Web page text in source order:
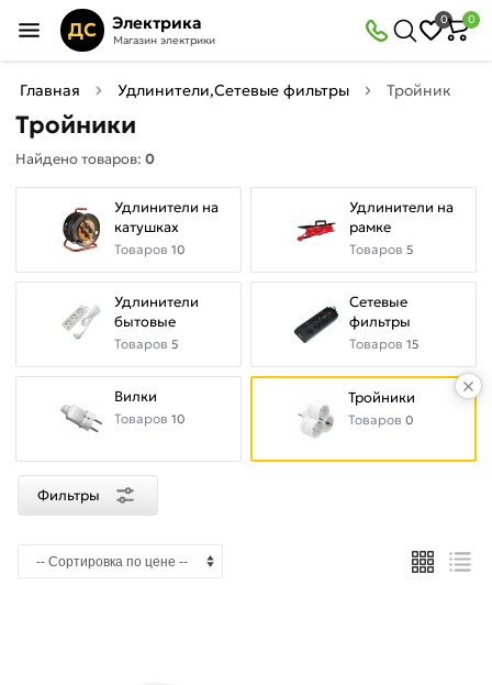
ДС Электрика
Магазин электрики
0 0
Главная Удлинители,Сетевые фильтры Тройники
Тройники
Найдено товаров:0
Удлинители на
катушках
Товаров 10
Удлинители на
рамке
Товаров 5
Удлинители
бытовые
Товаров 5
Сетевые
фильтры
Товаров 15
Вилки
Товаров 10
Тройники
Товаров 0
Фильтры
Фильтры
Найдено товаров:
наличии
Со
скидкой
руб.